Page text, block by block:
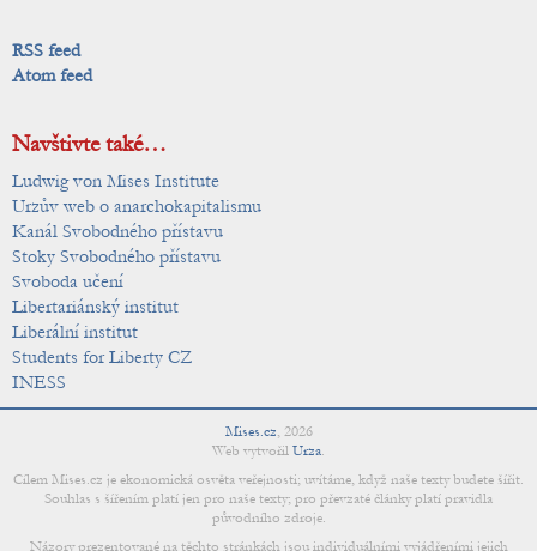
RSS feed
Atom feed
Navštivte také…
Ludwig von Mises Institute
Urzův web o anarchokapitalismu
Kanál Svobodného přístavu
Stoky Svobodného přístavu
Svoboda učení
Libertariánský institut
Liberální institut
Students for Liberty CZ
INESS
Mises.cz, 2026
Web vytvořil Urza.
Cílem Mises.cz je ekonomická osvěta veřejnosti; uvítáme, když naše texty budete šířit.
Souhlas s šířením platí jen pro naše texty; pro převzaté články platí pravidla
původního zdroje.
Názory prezentované na těchto stránkách jsou individuálními vyjádřeními jejich